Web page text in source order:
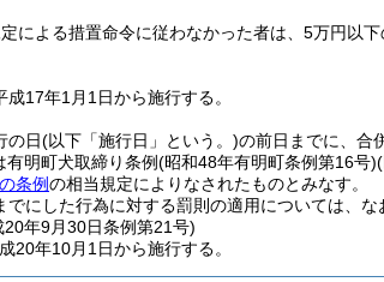
による措置命令に従わなかった者は、5万円以下
成17年1月1日から施行する。
の日(以下「施行日」という。)の前日までに、合
有明町犬取締り条例(昭和48年有明町条例第16号)
条例の相当規定によりなされたものとみなす。
でにした行為に対する罰則の適用については、な
20年9月30日条例第21号)
20年10月1日から施行する。